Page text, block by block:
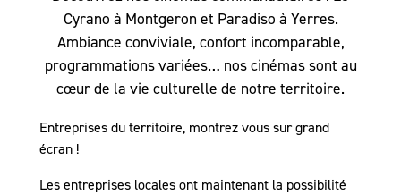
Cyrano à Montgeron et Paradiso à Yerres.
Ambiance conviviale, confort incomparable,
programmations variées… nos cinémas sont au
cœur de la vie culturelle de notre territoire.
Entreprises du territoire, montrez vous sur grand
écran !
Les entreprises locales ont maintenant la possibilité